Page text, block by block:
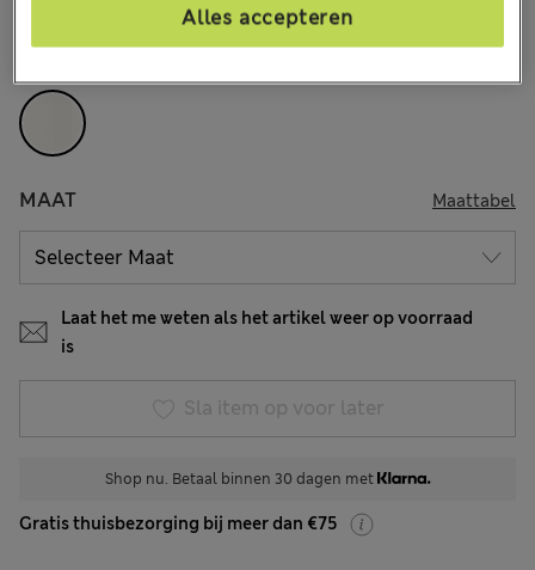
MAAT Maattabel
Laat het me weten als het artikel weer op voorraad
is
Sla item op voor later
Shop nu. Betaal binnen 30 dagen met
Gratis thuisbezorging bij meer dan €75
Alles accepteren